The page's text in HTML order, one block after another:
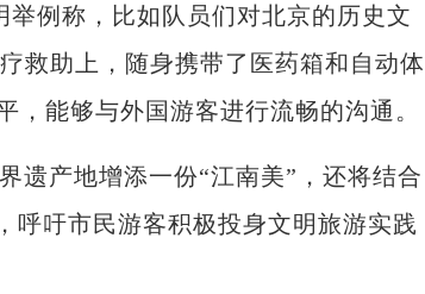
例称，比如队员们对北京的历史文
救助上，随身携带了医药箱和自动体
能够与外国游客进行流畅的沟通。
产地增添一份“江南美”，还将结合
呼吁市民游客积极投身文明旅游实践